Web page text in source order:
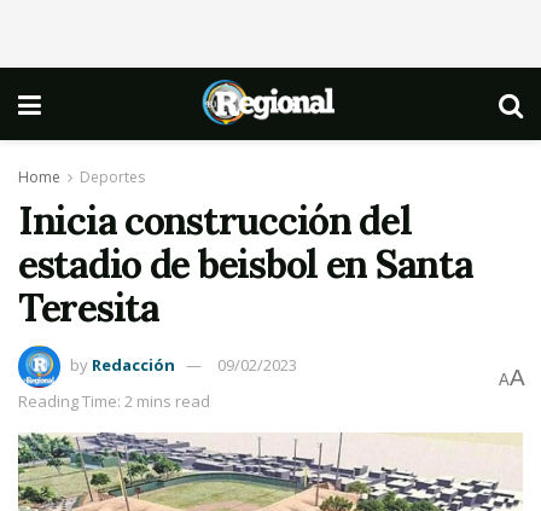
Home Deportes
Inicia construcción del
estadio de beisbol en Santa
Teresita
by Redacción
09/02/2023
Reading Time: 2 mins read
AA